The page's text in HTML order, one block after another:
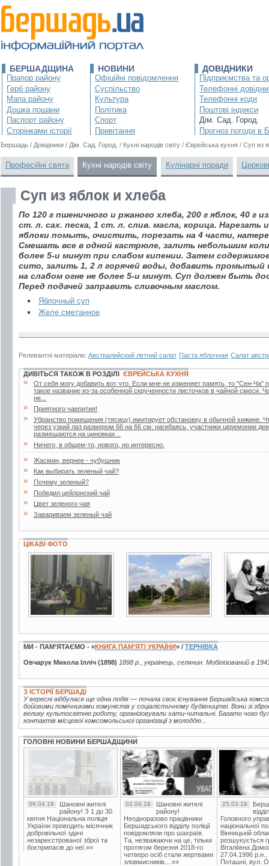
БЕРШАДЩИНА
Прапор району
Герб району
Мапа району
Дошка пошани
Паспорт району
Сторінками історії
НОВИНИ
Офіційні повідомлення
Суспільство
Культура
Політика
Спорт
Привітання
ДОВІДНИКИ
Підприємства та
Телефонні
Телефонні коди
Поштові індекси
Дім. Сад. Город.
Прогноз погоди в
Бершадь / Довідники / Дім. Сад. Город. / Кухні народів світу / Єврейська кухня / Суп из
Професійні свята Кухні народів світу Кулінарні поради
Суп из яблок и хлеба
По 120 г пшеничного и ржаного хлеба, 200 г яблок, 40 г
ст. л. сах. песка, 1 ст. л. слив. масла, корица. Hарезать
яблоки помыть, очистить, порезать на 4 части,
Смешать все в одной кастрюле, залить небольшим
более 5-и минут при слабом кипении. Затем
сито, залить 1, 2 л горячей воды, добавить промытый
на слабом огне не более 5-и минут. Суп должен быть
Перед подачей заправить сливочным маслом.
Яблочный суп
Желе сметанное
Релевантні матеріали: Австралийский летний салат Паста яблочная Салат
ДИВІТЬСЯ ТАКОЖ В РОЗДІЛІ ЄВРЕЙСЬКА КУХНЯ
»
От себя могу добавить вот что. Если мне не изменяет память, то "Сен-Ча"
такое название из-за особенной скрученности листочков в чайной смеси.
не...
» Приятного чаепития!
»
Убранство помещения (тясицу) имитирует обстановку в обычной хижине.
через узкий лаз размером 66 на 66 см: нагибаясь, участники церемонии
размещаются на циновках...
» Ничего, в общем-то, нового, но интересно.
» Жасмин, вернее - чубушник
» Как выбирать зеленый чай?
» Почему зеленый?
» Победил цейлонский чай
» Цвет зеленого чая
» Завариваем зеленый чай
ЦІКАВІ ФОТО
5 фото
МИ - ПАМ’ЯТАЄМО - «КНИГА ПАМ’ЯТІ УКРАЇНИ» / ТЕРНІВКА
Овчарук Микола Ілліч (1898) 1898 р., українець, селянин. Мобілізований в
З ІСТОРІЇ БЕРШАДІ
У вересні відбулася ще одна подія — почала своє існування Бершадська
бойовими помічниками комуністів у соціалістичному будівництві. Вони зі
велику культосвітню роботу, організовували хати-читальні. Багато чого
контактів місцевої комсомольської організації з молоддю...
ГОЛОВНІ НОВИНИ БЕРШАДЩИНИ
06.04.18
Шановні жителі
району! З 1 до 30
квітня Національна поліція
України проводить місячник
добровільної здачі
незареєстрованої зброї та
боєприпасів до неї.»»
02.04.18
Шановні жителі
району!
Неодноразово працівники
Бершадського відділу поліції
повідомляли про шахраїв.
Та, незважаючи на це, тільки
протягом березня 2018-го
четверо осіб стали жертвами
зловмисників....»»
25.03.18
Головного
національної
Вінницькій
розшукується
Віталіївна
27.04.1996 р.н.,
Поташні, вул.